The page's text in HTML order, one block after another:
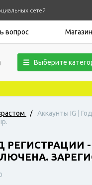
сетей
вопрос Магазин
Выберите
/
Аккаунты IG |
РЕГИСТРАЦИИ